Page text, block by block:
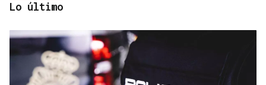
Lo último